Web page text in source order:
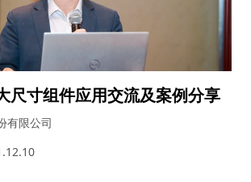
尺寸组件应用交流及案例分享
有限公司